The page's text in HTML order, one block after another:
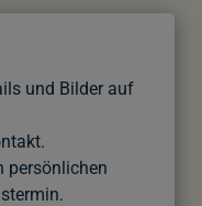
und Bilder auf
persönlichen